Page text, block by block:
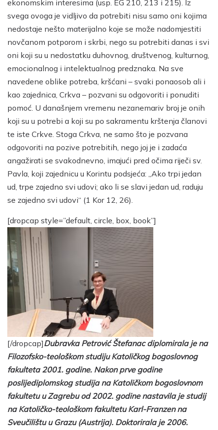
ekonomskim interesima (usp. EG 210, 213 i 215). Iz
svega ovoga je vidljivo da potrebiti nisu samo oni kojima
nedostaje nešto materijalno koje se može nadomjestiti
novčanom potporom i skrbi, nego su potrebiti danas i svi
oni koji su u nedostatku duhovnog, društvenog, kulturnog,
emocionalnog i intelektualnog predznaka. Na sve
navedene oblike potreba, kršćani – svaki ponaosob ali i
kao zajednica, Crkva – pozvani su odgovoriti i ponuditi
pomoć. U današnjem vremenu nezanemariv broj je onih
koji su u potrebi a koji su po sakramentu krštenja članovi
te iste Crkve. Stoga Crkva, ne samo što je pozvana
odgovoriti na pozive potrebitih, nego joj je i zadaća
angažirati se svakodnevno, imajući pred očima riječi sv.
Pavla, koji zajednicu u Korintu podsjeća: „Ako trpi jedan
ud, trpe zajedno svi udovi; ako li se slavi jedan ud, raduju
se zajedno svi udovi“ (1 Kor 12, 26).
[dropcap style=”default, circle, box, book”]
[/dropcap]Dubravka Petrović Štefanac diplomirala je na
Filozofsko-teološkom studiju Katoličkog bogoslovnog
fakulteta 2001. godine. Nakon prve godine
poslijediplomskog studija na Katoličkom bogoslovnom
fakultetu u Zagrebu od 2002. godine nastavila je studij
na Katoličko-teološkom fakultetu Karl-Franzen na
Sveučilištu u Grazu (Austrija). Doktorirala je 2006.